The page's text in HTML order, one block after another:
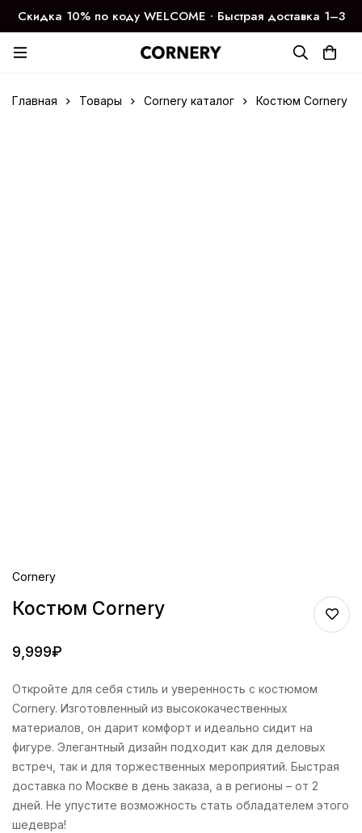
Скидка 10% по коду WELCOME ∙ Быстрая доставка 1–3
дня
Главная Товары Cornery каталог Костюм Cornery
Cornery
Костюм Cornery
9,999₽
Откройте для себя стиль и уверенность с костюмом
Cornery. Изготовленный из высококачественных
материалов, он дарит комфорт и идеально сидит на
фигуре. Элегантный дизайн подходит как для деловых
встреч, так и для торжественных мероприятий. Быстрая
доставка по Москве в день заказа, а в регионы – от 2
дней. Не упустите возможность стать обладателем этого
шедевра!